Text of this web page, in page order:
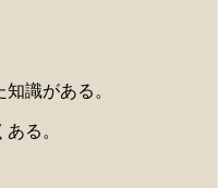
識がある。
る。